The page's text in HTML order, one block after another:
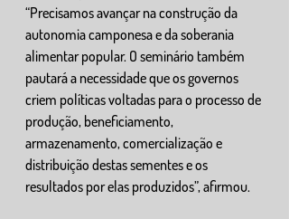
“Precisamos avançar na construção da
autonomia camponesa e da soberania
alimentar popular. O seminário também
pautará a necessidade que os governos
criem políticas voltadas para o processo de
produção, beneficiamento,
armazenamento, comercialização e
distribuição destas sementes e os
resultados por elas produzidos”, afirmou.